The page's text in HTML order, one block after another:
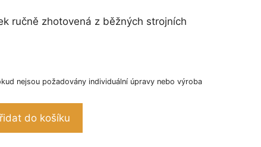
ručně zhotovená z běžných strojních
nejsou požadovány individuální úpravy nebo výroba
do košíku